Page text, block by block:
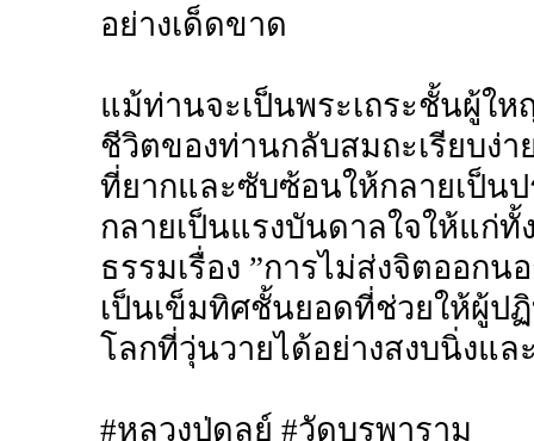
อย่างเด็ดขาด
แม้ท่านจะเป็นพระเถระชั้นผู้ใ
ชีวิตของท่านกลับสมถะเรียบง่
ที่ยากและซับซ้อนให้กลายเป็น
กลายเป็นแรงบันดาลใจให้แก่
ธรรมเรื่อง ”การไม่ส่งจิตออก
เป็นเข็มทิศชั้นยอดที่ช่วยให้ผู้ป
โลกที่วุ่นวายได้อย่างสงบนิ่งแ
#หลวงปู่ดูลย์ #วัดบูรพาราม